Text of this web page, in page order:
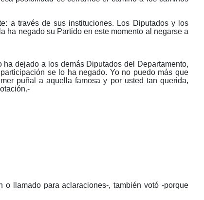
a través de sus instituciones. Los Diputados y los
ha negado su Partido en este momento al negarse a
dejado a los demás Diputados del Departamento,
se lo ha negado. Yo no puedo más que
puñal a aquella famosa y por usted tan querida,
llamado para aclaraciones-, también votó -porque